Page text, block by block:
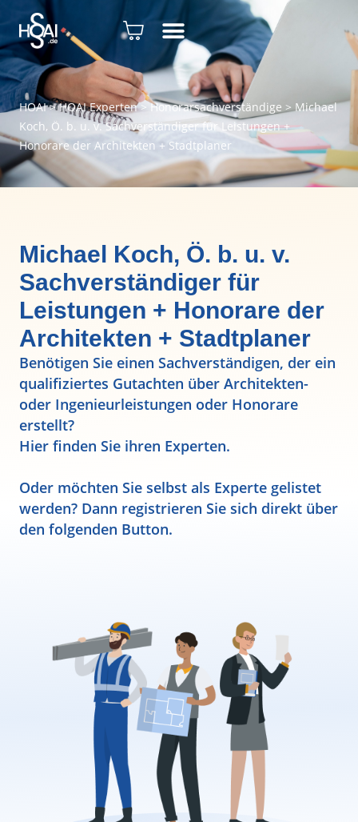
HOAI>HOAI Experten>Honorarsachverständige >Michael
Koch, Ö. b. u. v. Sachverständiger für Leistungen +
Honorare der Architekten + Stadtplaner
Michael Koch, Ö. b. u. v.
Sachverständiger für
Leistungen + Honorare der
Architekten + Stadtplaner
Benötigen Sie einen Sachverständigen, der ein
qualifiziertes Gutachten über Architekten-
oder Ingenieurleistungen oder Honorare
erstellt?
Hier finden Sie ihren Experten.
Oder möchten Sie selbst als Experte gelistet
werden? Dann registrieren Sie sich direkt über
den folgenden Button.